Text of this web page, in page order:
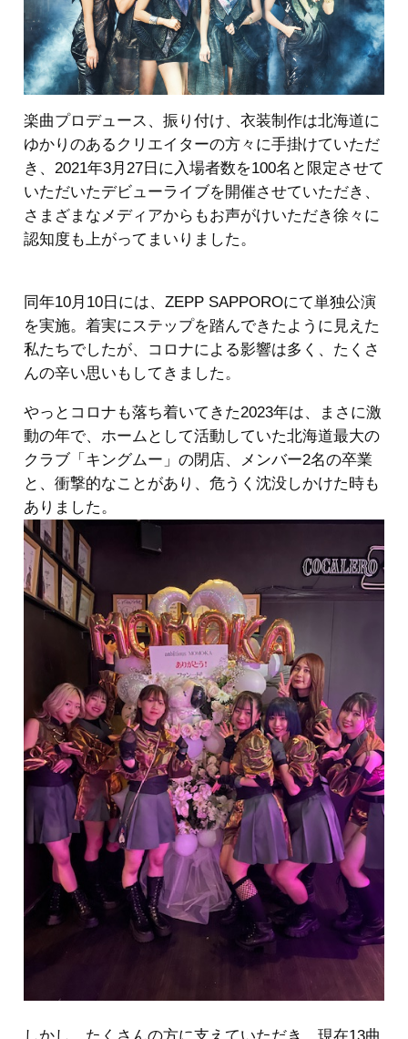
楽曲プロデュース、振り付け、衣装制作は北海道に
ゆかりのあるクリエイターの方々に手掛けていただ
き、2021年3月27日に入場者数を100名と限定させて
いただいたデビューライブを開催させていただき、
さまざまなメディアからもお声がけいただき徐々に
認知度も上がってまいりました。
同年10月10日には、ZEPP SAPPOROにて単独公演
を実施。着実にステップを踏んできたように見えた
私たちでしたが、コロナによる影響は多く、たくさ
んの辛い思いもしてきました。
やっとコロナも落ち着いてきた2023年は、まさに激
動の年で、ホームとして活動していた北海道最大の
クラブ「キングムー」の閉店、メンバー2名の卒業
と、衝撃的なことがあり、危うく沈没しかけた時も
ありました。